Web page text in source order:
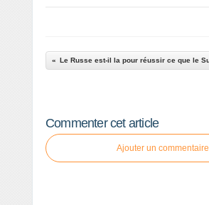
Commenter cet article
Ajouter un commentaire